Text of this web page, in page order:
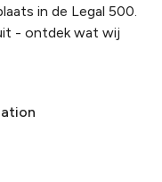
in de Legal 500.
- ontdek wat wij